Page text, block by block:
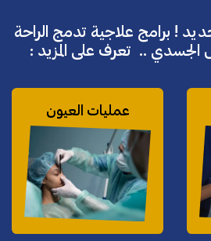
! برامج علاجية تدمج الراحة
الجسدي .. تعرف على المزيد :
عمليات العيون